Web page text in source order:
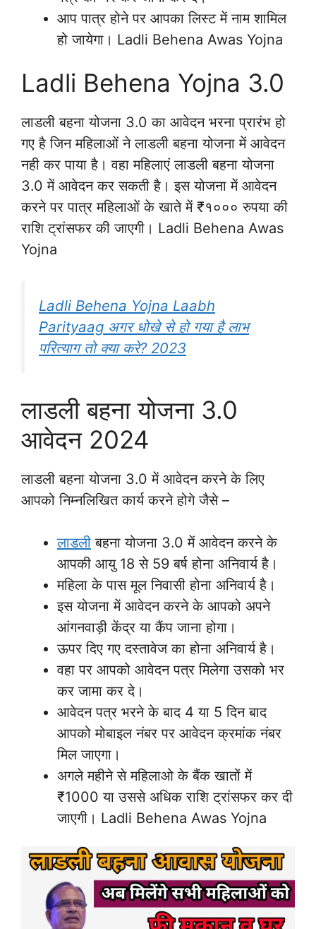
आप पात्र होने पर आपका लिस्ट में नाम शामिल
हो जायेगा। Ladli Behena Awas Yojna
Ladli Behena Yojna 3.0
लाडली बहना योजना 3.0 का आवेदन भरना प्रारंभ हो
गए है जिन महिलाओं ने लाडली बहना योजना में आवेदन
नही कर पाया है। वहा महिलाएं लाडली बहना योजना
3.0 में आवेदन कर सकती है। इस योजना में आवेदन
करने पर पात्र महिलाओं के खाते में ₹१००० रुपया की
राशि ट्रांसफर की जाएगी। Ladli Behena Awas
Yojna
Ladli Behena Yojna Laabh
Parityaag अगर धोखे से हो गया है लाभ
परित्याग तो क्या करे? 2023
लाडली बहना योजना 3.0
आवेदन 2024
लाडली बहना योजना 3.0 में आवेदन करने के लिए
आपको निम्नलिखित कार्य करने होगे जैसे –
लाडली बहना योजना 3.0 में आवेदन करने के
आपकी आयु 18 से 59 बर्ष होना अनिवार्य है।
महिला के पास मूल निवासी होना अनिवार्य है।
इस योजना में आवेदन करने के आपको अपने
आंगनवाड़ी केंद्र या कैंप जाना होगा।
ऊपर दिए गए दस्तावेज का होना अनिवार्य है।
वहा पर आपको आवेदन पत्र मिलेगा उसको भर
कर जामा कर दे।
आवेदन पत्र भरने के बाद 4 या 5 दिन बाद
आपको मोबाइल नंबर पर आवेदन क्रमांक नंबर
मिल जाएगा।
अगले महीने से महिलाओ के बैंक खातों में
₹1000 या उससे अधिक राशि ट्रांसफर कर दी
जाएगी। Ladli Behena Awas Yojna